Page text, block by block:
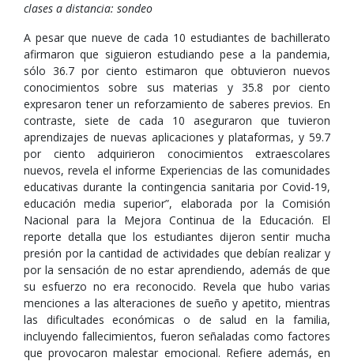
clases a distancia: sondeo
A pesar que nueve de cada 10 estudiantes de bachillerato
afirmaron que siguieron estudiando pese a la pandemia,
sólo 36.7 por ciento estimaron que obtuvieron nuevos
conocimientos sobre sus materias y 35.8 por ciento
expresaron tener un reforzamiento de saberes previos. En
contraste, siete de cada 10 aseguraron que tuvieron
aprendizajes de nuevas aplicaciones y plataformas, y 59.7
por ciento adquirieron conocimientos extraescolares
nuevos, revela el informe Experiencias de las comunidades
educativas durante la contingencia sanitaria por Covid-19,
educación media superior”, elaborada por la Comisión
Nacional para la Mejora Continua de la Educación. El
reporte detalla que los estudiantes dijeron sentir mucha
presión por la cantidad de actividades que debían realizar y
por la sensación de no estar aprendiendo, además de que
su esfuerzo no era reconocido. Revela que hubo varias
menciones a las alteraciones de sueño y apetito, mientras
las dificultades económicas o de salud en la familia,
incluyendo fallecimientos, fueron señaladas como factores
que provocaron malestar emocional. Refiere además, en